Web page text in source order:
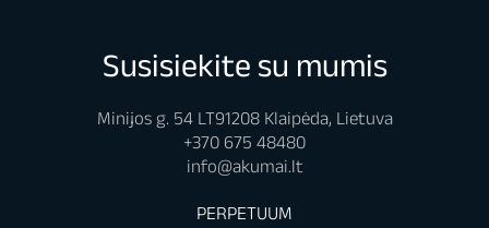
Susisiekite su mumis
Minijos g. 54 LT91208 Klaipėda, Lietuva
+370 675 48480
info@akumai.lt
PERPETUUM